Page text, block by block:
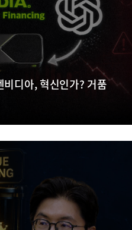
디아, 혁신인가? 거품